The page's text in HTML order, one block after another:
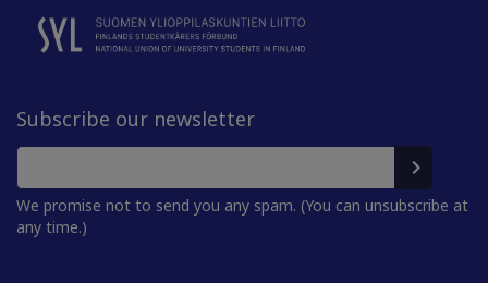
Subscribe our newsletter
We promise not to send you any spam. (You can unsubscribe at
any time.)